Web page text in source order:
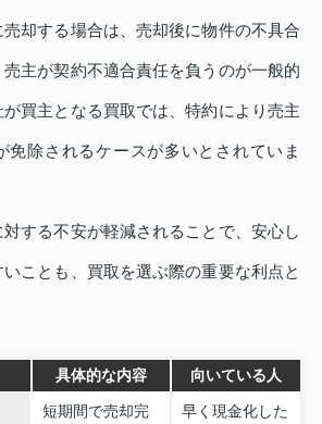
却する場合は、売却後に物件の不具合
主が契約不適合責任を負うのが一般的
買主となる買取では、特約により売主
免除されるケースが多いとされていま
する不安が軽減されることで、安心し
ことも、買取を選ぶ際の重要な利点と
具体的な内容 向いている人
短期間で売却完
早く現金化した